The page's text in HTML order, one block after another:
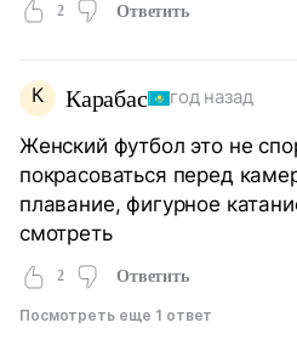
2 Ответить
К Карабас год назад
Женский футбол это не
покрасоваться перед
плавание, фигурное
смотреть
2 Ответить
Посмотреть еще 1 ответ